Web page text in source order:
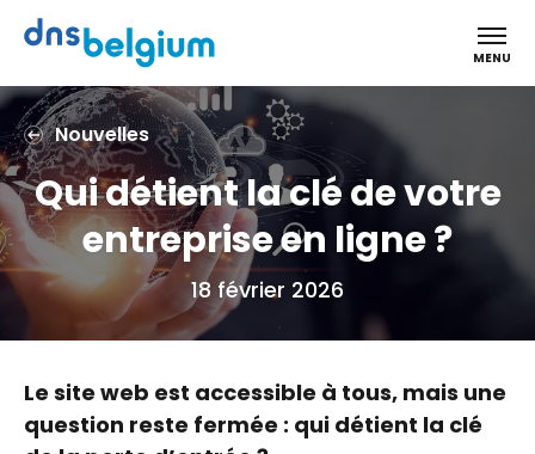
DNS Belgium
MENU
Nouvelles
Qui détient la clé de votre
entreprise en ligne ?
18 février 2026
Le site web est accessible à tous, mais une
question reste fermée : qui détient la clé